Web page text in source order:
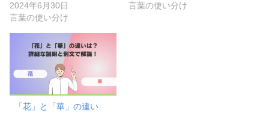
2024年6月30日
言葉の使い分け
言葉の使い分け
「花」と「華」の違い